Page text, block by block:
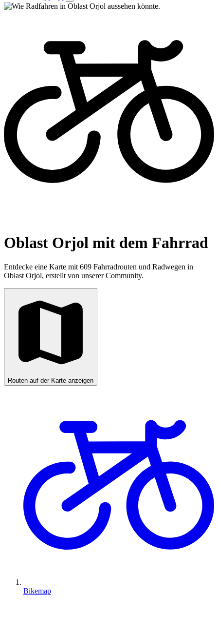
Oblast Orjol mit dem Fahrrad
Entdecke eine Karte mit 609 Fahrradrouten und Radwegen in
Oblast Orjol, erstellt von unserer Community.
Routen auf der Karte anzeigen
Bikemap